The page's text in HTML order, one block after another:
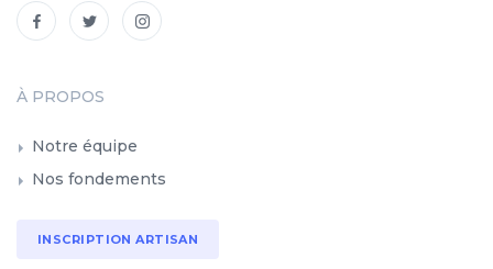
À PROPOS
Notre équipe
Nos fondements
INSCRIPTION ARTISAN